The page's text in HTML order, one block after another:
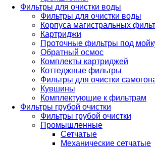
Фильтры для очистки воды
Фильтры для очистки воды
Корпуса магистральных
Картриджи
Проточные фильтры под
Обратный осмос
Комплекты картриджей
Коттеджные фильтры
Фильтры для очистки
Кувшины
Комплектующие к фильтрам
Фильтры грубой очистки
Фильтры грубой очистки
Промышленные
Сетчатые
Механические сетчатые